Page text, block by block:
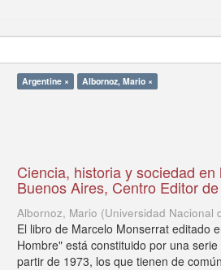
Argentine × Albornoz, Mario ×
Ciencia, historia y sociedad
Buenos Aires, Centro Editor
Albornoz, Mario (Universidad Nacional
El libro de Marcelo Monserrat editado
Hombre" está constituido por una
partir de 1973, los que tienen de